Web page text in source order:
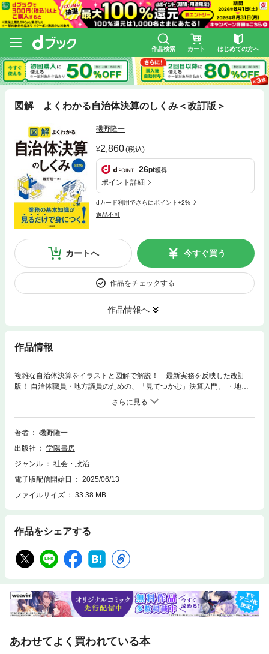
作品検索 カート はじめての方へ
図解 よくわかる自治体決算のしくみ＜改訂版＞
磯野隆一
2,860(税込)
26pt獲得
ポイント詳細
dカード利用でさらにポイント+2%
返品不可
カートへ 今すぐ買う
作品をチェックする
作品情報へ
作品情報
複雑な自治体決算をイラストと図解で解説！ 最新実務を反映した改訂
版！ 自治体職員・地方議員のための、「見てつかむ」決算入門。 ・地方
公営企業法 ・公会計 ・内部統制 など最新の動きを踏まえてアップグレー
著者
磯野隆一
出版社
学陽書房
ジャンル
社会・政治
電子版配信開始日
2025/06/13
ファイルサイズ
33.38 MB
作品をシェアする
あわせてよく買われている本